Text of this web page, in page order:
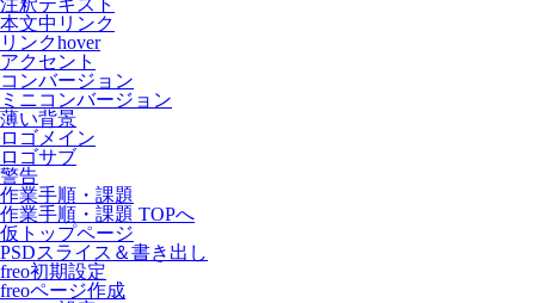
注釈テキスト
本文中リンク
リンクhover
アクセント
コンバージョン
ミニコンバージョン
薄い背景
ロゴメイン
ロゴサブ
警告
作業手順・課題
作業手順・課題 TOPへ
仮トップページ
PSDスライス＆書き出し
freo初期設定
freoページ作成